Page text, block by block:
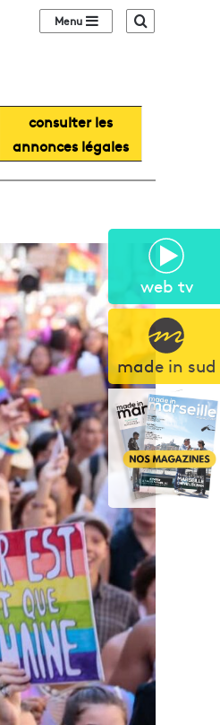
web tv
made in sud
Sidebar (barre
consulter les
annonces légales